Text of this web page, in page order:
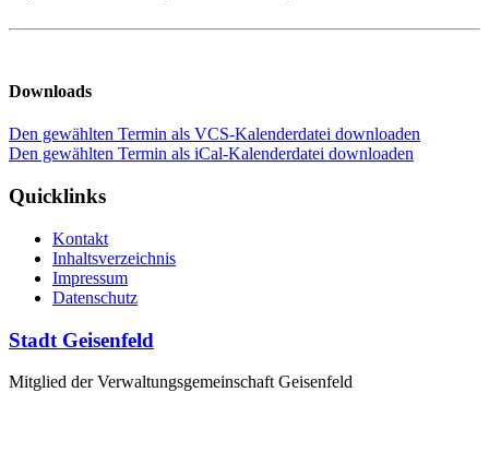
Downloads
Den gewählten Termin als VCS-Kalenderdatei downloaden
Den gewählten Termin als iCal-Kalenderdatei downloaden
Quicklinks
Kontakt
Inhaltsverzeichnis
Impressum
Datenschutz
Stadt Geisenfeld
Mitglied der Verwaltungsgemeinschaft Geisenfeld